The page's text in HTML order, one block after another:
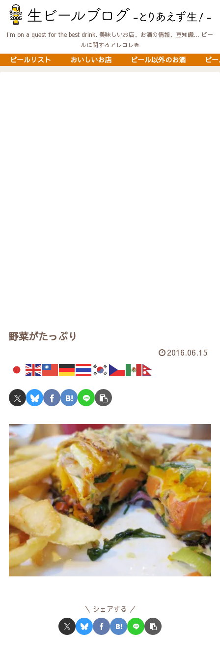
I'm on a quest for the best drink. 美味しいお店、お酒の情報、豆知識… ビー
ルに関するアレコレ🍻
ビールリスト おいしいお店 ビール以外のお酒 ビ
野菜がたっぷり
2016.06.15
シェアする